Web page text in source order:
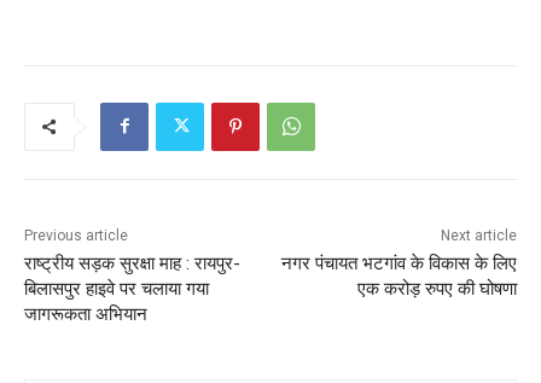
Previous article
राष्ट्रीय सड़क सुरक्षा माह : रायपुर-
बिलासपुर हाइवे पर चलाया गया
जागरूकता अभियान
Next article
नगर पंचायत भटगांव के विकास के लिए
एक करोड़ रुपए की घोषणा